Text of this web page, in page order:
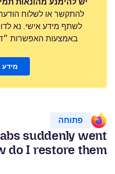
להתקשר או לשלוח
לשתף מידע אישי. נא
באמצעות האפשרות
מידע
פתוחה
suddenly went
do I restore them?